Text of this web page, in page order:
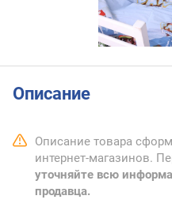
Описание
Описание товара
интернет-магазинов.
уточняйте всю
продавца.